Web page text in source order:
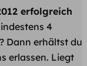
erfolgreich
4
Dann erhältst du
erlassen. Liegt